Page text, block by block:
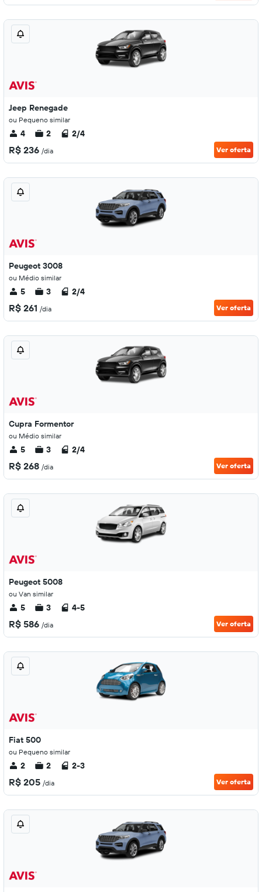
Jeep Renegade
ou Pequeno similar
4 2 2/4
R$ 236 /dia Ver oferta
Peugeot 3008
ou Médio similar
5 3 2/4
R$ 261 /dia Ver oferta
Cupra Formentor
ou Médio similar
5 3 2/4
R$ 268 /dia Ver oferta
Peugeot 5008
ou Van similar
5 3 4-5
R$ 586 /dia Ver oferta
Fiat 500
ou Pequeno similar
2 2 2-3
R$ 205 /dia Ver oferta